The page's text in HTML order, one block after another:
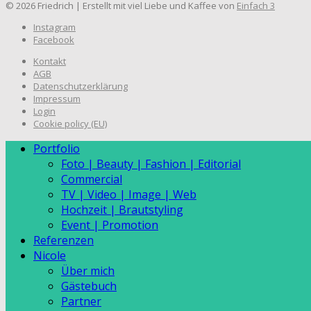
© 2026 Friedrich | Erstellt mit viel Liebe und Kaffee von Einfach 3
Instagram
Facebook
Kontakt
AGB
Datenschutzerklärung
Impressum
Login
Cookie policy (EU)
Portfolio
Foto | Beauty | Fashion | Editorial
Commercial
TV | Video | Image | Web
Hochzeit | Brautstyling
Event | Promotion
Referenzen
Nicole
Über mich
Gästebuch
Partner